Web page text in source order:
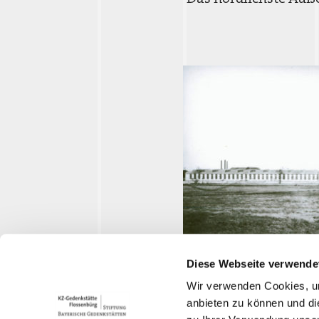
Diese Webseite
Wir verwenden Cookies,
anbieten zu können und
Maschinenbau der